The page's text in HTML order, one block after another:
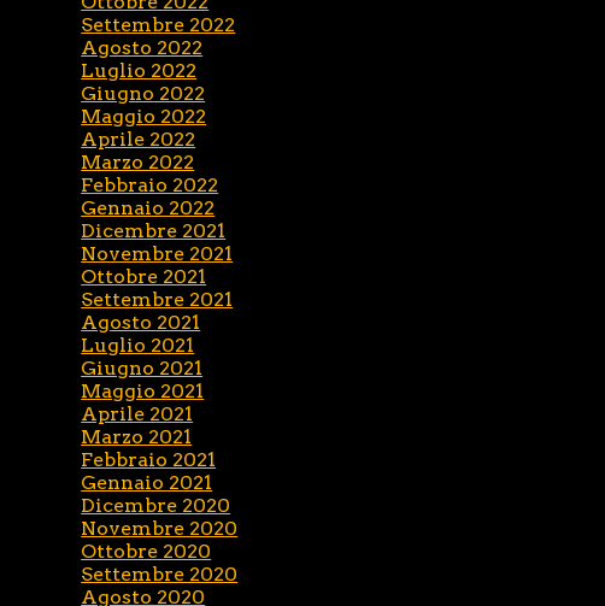
Settembre 2022
Agosto 2022
Luglio 2022
Giugno 2022
Maggio 2022
Aprile 2022
Marzo 2022
Febbraio 2022
Gennaio 2022
Dicembre 2021
Novembre 2021
Ottobre 2021
Settembre 2021
Agosto 2021
Luglio 2021
Giugno 2021
Maggio 2021
Aprile 2021
Marzo 2021
Febbraio 2021
Gennaio 2021
Dicembre 2020
Novembre 2020
Ottobre 2020
Settembre 2020
Agosto 2020